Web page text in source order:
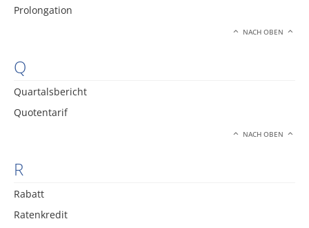
Prolongation
NACH OBEN
Q
Quartalsbericht
Quotentarif
NACH OBEN
R
Rabatt
Ratenkredit